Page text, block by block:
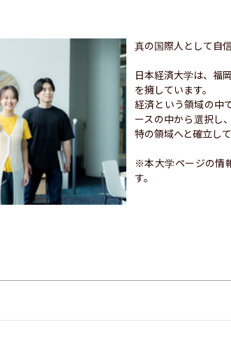
真の国際⼈として⾃
日本経済大学は、福
を擁しています。
経済という領域の中
ースの中から選択し
特の領域へと確立して
※本大学ページの情
す。